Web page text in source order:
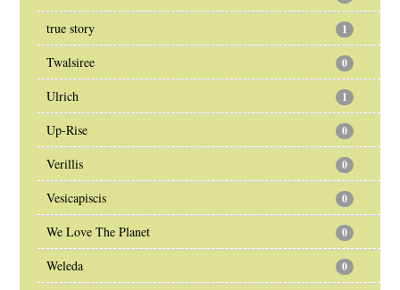
true story 1
Twalsiree 0
Ulrich 1
Up-Rise 0
Verillis 0
Vesicapiscis 0
We Love The Planet 0
Weleda 0